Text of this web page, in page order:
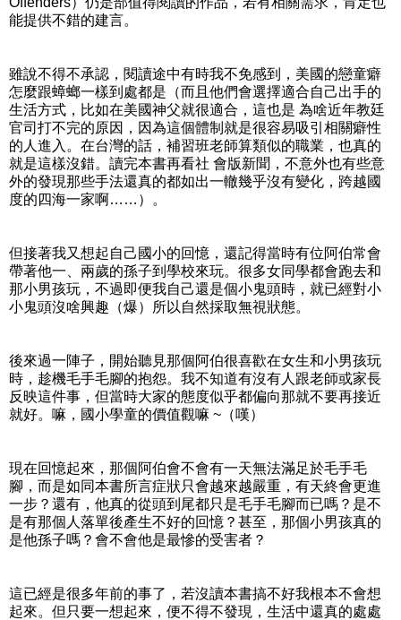
能提供不錯的建言。
雖說不得不承認，閱讀途中有時我不免感到，美國的戀童癖
怎麼跟蟑螂一樣到處都是（而且他們會選擇適合自己出手的
生活方式，比如在美國神父就很適合，這也是 為啥近年教廷
官司打不完的原因，因為這個體制就是很容易吸引相關癖性
的人進入。在台灣的話，補習班老師算類似的職業，也真的
就是這樣沒錯。讀完本書再看社 會版新聞，不意外也有些意
外的發現那些手法還真的都如出一轍幾乎沒有變化，跨越國
度的四海一家啊……）。
但接著我又想起自己國小的回憶，還記得當時有位阿伯常會
帶著他一、兩歲的孫子到學校來玩。很多女同學都會跑去和
那小男孩玩，不過即便我自己還是個小鬼頭時，就已經對小
小鬼頭沒啥興趣（爆）所以自然採取無視狀態。
後來過一陣子，開始聽見那個阿伯很喜歡在女生和小男孩玩
時，趁機毛手毛腳的抱怨。我不知道有沒有人跟老師或家長
反映這件事，但當時大家的態度似乎都偏向那就不要再接近
就好。嘛，國小學童的價值觀嘛 ~（嘆）
現在回憶起來，那個阿伯會不會有一天無法滿足於毛手毛
腳，而是如同本書所言症狀只會越來越嚴重，有天終會更進
一步？還有，他真的從頭到尾都只是毛手毛腳而已嗎？是不
是有那個人落單後產生不好的回憶？甚至，那個小男孩真的
是他孫子嗎？會不會他是最慘的受害者？
這已經是很多年前的事了，若沒讀本書搞不好我根本不會想
起來。但只要一想起來，便不得不發現，生活中還真的處處